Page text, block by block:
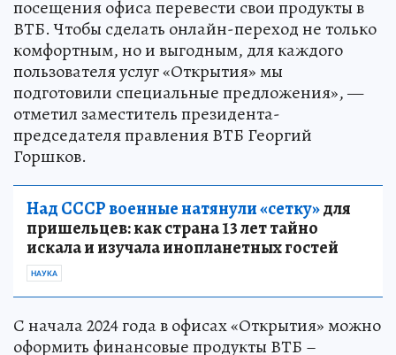
посещения офиса перевести свои продукты в
ВТБ. Чтобы сделать онлайн-переход не только
комфортным, но и выгодным, для каждого
пользователя услуг «Открытия» мы
подготовили специальные предложения», —
отметил заместитель президента-
председателя правления ВТБ Георгий
Горшков.
Над СССР военные натянули «сетку»для
пришельцев: как страна 13 лет тайно
искала и изучала инопланетных гостей
НАУКА
С начала 2024 года в офисах «Открытия» можно
оформить финансовые продукты ВТБ –